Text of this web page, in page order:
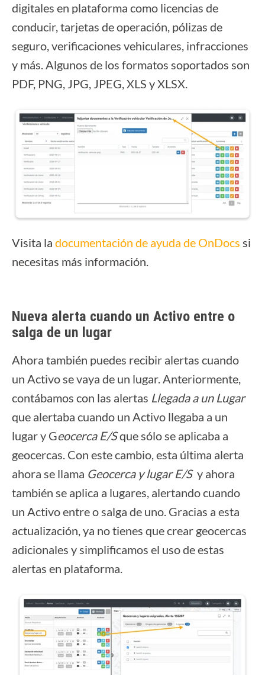
digitales en plataforma como licencias de
conducir, tarjetas de operación, pólizas de
seguro, verificaciones vehiculares, infracciones
y más. Algunos de los formatos soportados son
PDF, PNG, JPG, JPEG, XLS y XLSX.
Visita la documentación de ayuda de OnDocs si
necesitas más información.
Nueva alerta cuando un Activo entre o
salga de un lugar
Ahora también puedes recibir alertas cuando
un Activo se vaya de un lugar. Anteriormente,
contábamos con las alertas Llegada a un Lugar
que alertaba cuando un Activo llegaba a un
lugar y Geocerca E/Sque sólo se aplicaba a
geocercas. Con este cambio, esta última alerta
ahora se llama Geocerca y lugar E/S y ahora
también se aplica a lugares, alertando cuando
un Activo entre o salga de uno. Gracias a esta
actualización, ya no tienes que crear geocercas
adicionales y simplificamos el uso de estas
alertas en plataforma.